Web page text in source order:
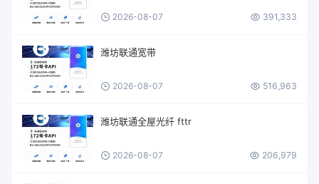
2026-08-07 391,333
潍坊联通宽带
2026-08-07 516,963
潍坊联通全屋光纤 fttr
2026-08-07 206,979